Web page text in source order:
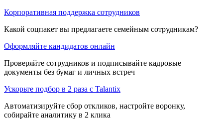
Корпоративная поддержка сотрудников
Какой соцпакет вы предлагаете семейным сотрудникам?
Оформляйте кандидатов онлайн
Проверяйте сотрудников и подписывайте кадровые
документы без бумаг и личных встреч
Ускорьте подбор в 2 раза с Talantix
Автоматизируйте сбор откликов, настройте воронку,
собирайте аналитику в 2 клика